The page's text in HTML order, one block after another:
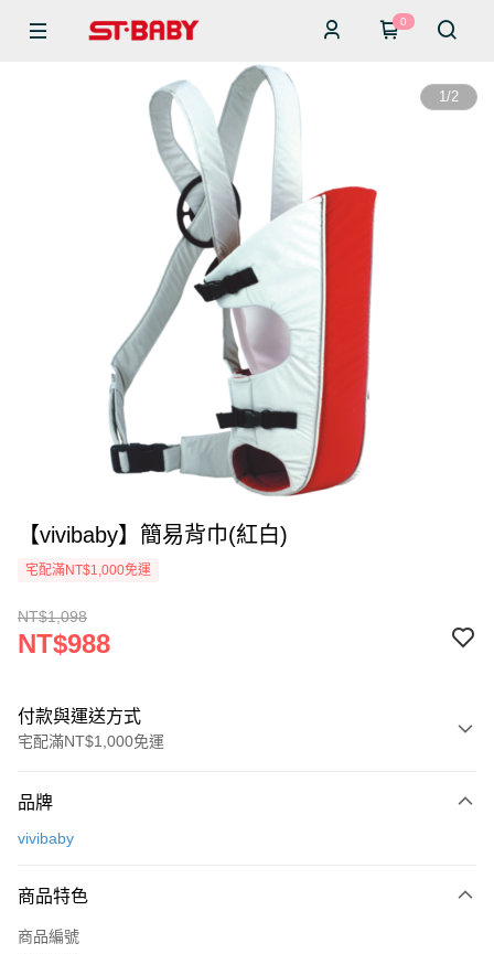
0
1/2
【vivibaby】簡易背巾(紅白)
宅配滿NT$1,000免運
NT$1,098
NT$988
付款與運送方式
宅配滿NT$1,000免運
信用卡一次付款
街口支付
悠遊付
品牌
vivibaby
商品特色
商品編號